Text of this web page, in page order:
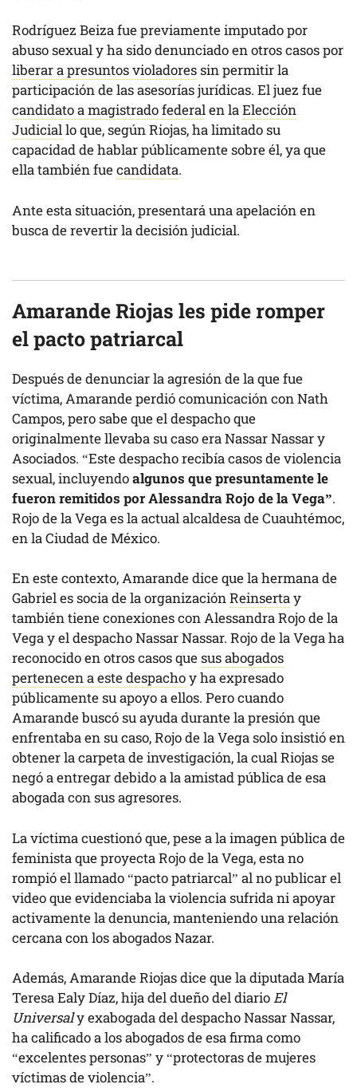
Rodríguez Beiza fue previamente imputado por
abuso sexual y ha sido denunciado en otros casos por
liberar a presuntos violadoressin permitir la
participación de las asesorías jurídicas. El juez fue
candidato a magistrado federalen laElección
Judiciallo que, según Riojas, ha limitado su
capacidad de hablar públicamente sobre él, ya que
ella también fuecandidata.
Ante esta situación, presentará una apelación en
busca de revertir la decisión judicial.
Amarande Riojas les pide romper
el pacto patriarcal
Después de denunciar la agresión de la que fue
víctima, Amarande perdió comunicación con Nath
Campos, pero sabe que el despacho que
originalmente llevaba su caso era Nassar Nassar y
Asociados. “Este despacho recibía casos de violencia
sexual, incluyendoalgunos que presuntamente le
fueron remitidos por Alessandra Rojo de la Vega”.
Rojo de la Vega es la actual alcaldesa de Cuauhtémoc,
en la Ciudad de México.
En este contexto, Amarande dice que la hermana de
Gabriel es socia de la organizaciónReinsertay
también tiene conexiones con Alessandra Rojo de la
Vega y el despacho Nassar Nassar. Rojo de la Vega ha
reconocido en otros casos quesus abogados
pertenecen a este despachoy ha expresado
públicamente su apoyo a ellos. Pero cuando
Amarande buscó su ayuda durante la presión que
enfrentaba en su caso, Rojo de la Vega solo insistió en
obtener la carpeta de investigación, la cual Riojas se
negó a entregar debido a la amistad pública de esa
abogada con sus agresores.
La víctima cuestionó que, pese a la imagen pública de
feminista que proyecta Rojo de la Vega, esta no
rompió el llamado “pacto patriarcal” al no publicar el
video que evidenciaba la violencia sufrida ni apoyar
activamente la denuncia, manteniendo una relación
cercana con los abogados Nazar.
Además, Amarande Riojas dice que la diputada María
Teresa Ealy Díaz, hija del dueño del diarioEl
Universaly exabogada del despacho Nassar Nassar,
ha calificado a los abogados de esa firma como
“excelentes personas” y “protectoras de mujeres
víctimas de violencia”.